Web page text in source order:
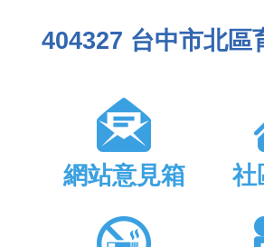
404327 台中市北區
網站意見箱 社